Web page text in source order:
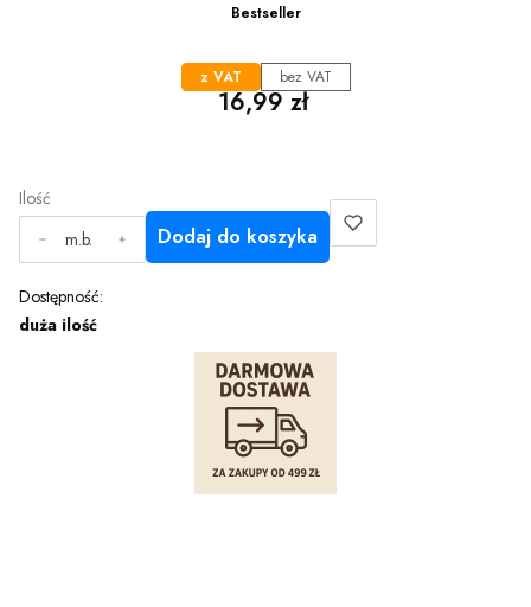
Bestseller
z VAT bez VAT
Cena
16,99 zł
Ilość
m.b.
Dodaj do koszyka
Dostępność:
duża ilość